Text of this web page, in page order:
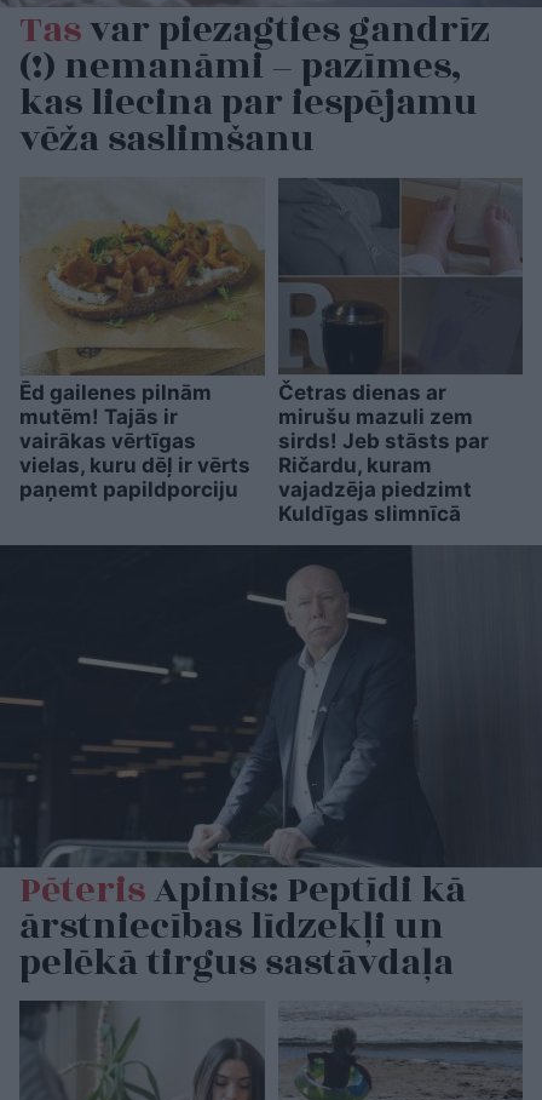
Tasvar piezagties gandrīz
(!) nemanāmi – pazīmes,
kas liecina par iespējamu
vēža saslimšanu
Ēd gailenes pilnām
mutēm! Tajās ir
vairākas vērtīgas
vielas, kuru dēļ ir vērts
paņemt papildporciju
Četras dienas ar
mirušu mazuli zem
sirds! Jeb stāsts par
Ričardu, kuram
vajadzēja piedzimt
Kuldīgas slimnīcā
PēterisApinis: Peptīdi kā
ārstniecības līdzekļi un
pelēkā tirgus sastāvdaļa